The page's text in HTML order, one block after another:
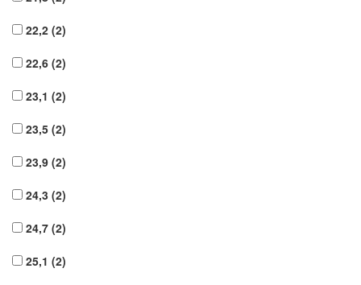
22,2 (2)
22,6 (2)
23,1 (2)
23,5 (2)
23,9 (2)
24,3 (2)
24,7 (2)
25,1 (2)